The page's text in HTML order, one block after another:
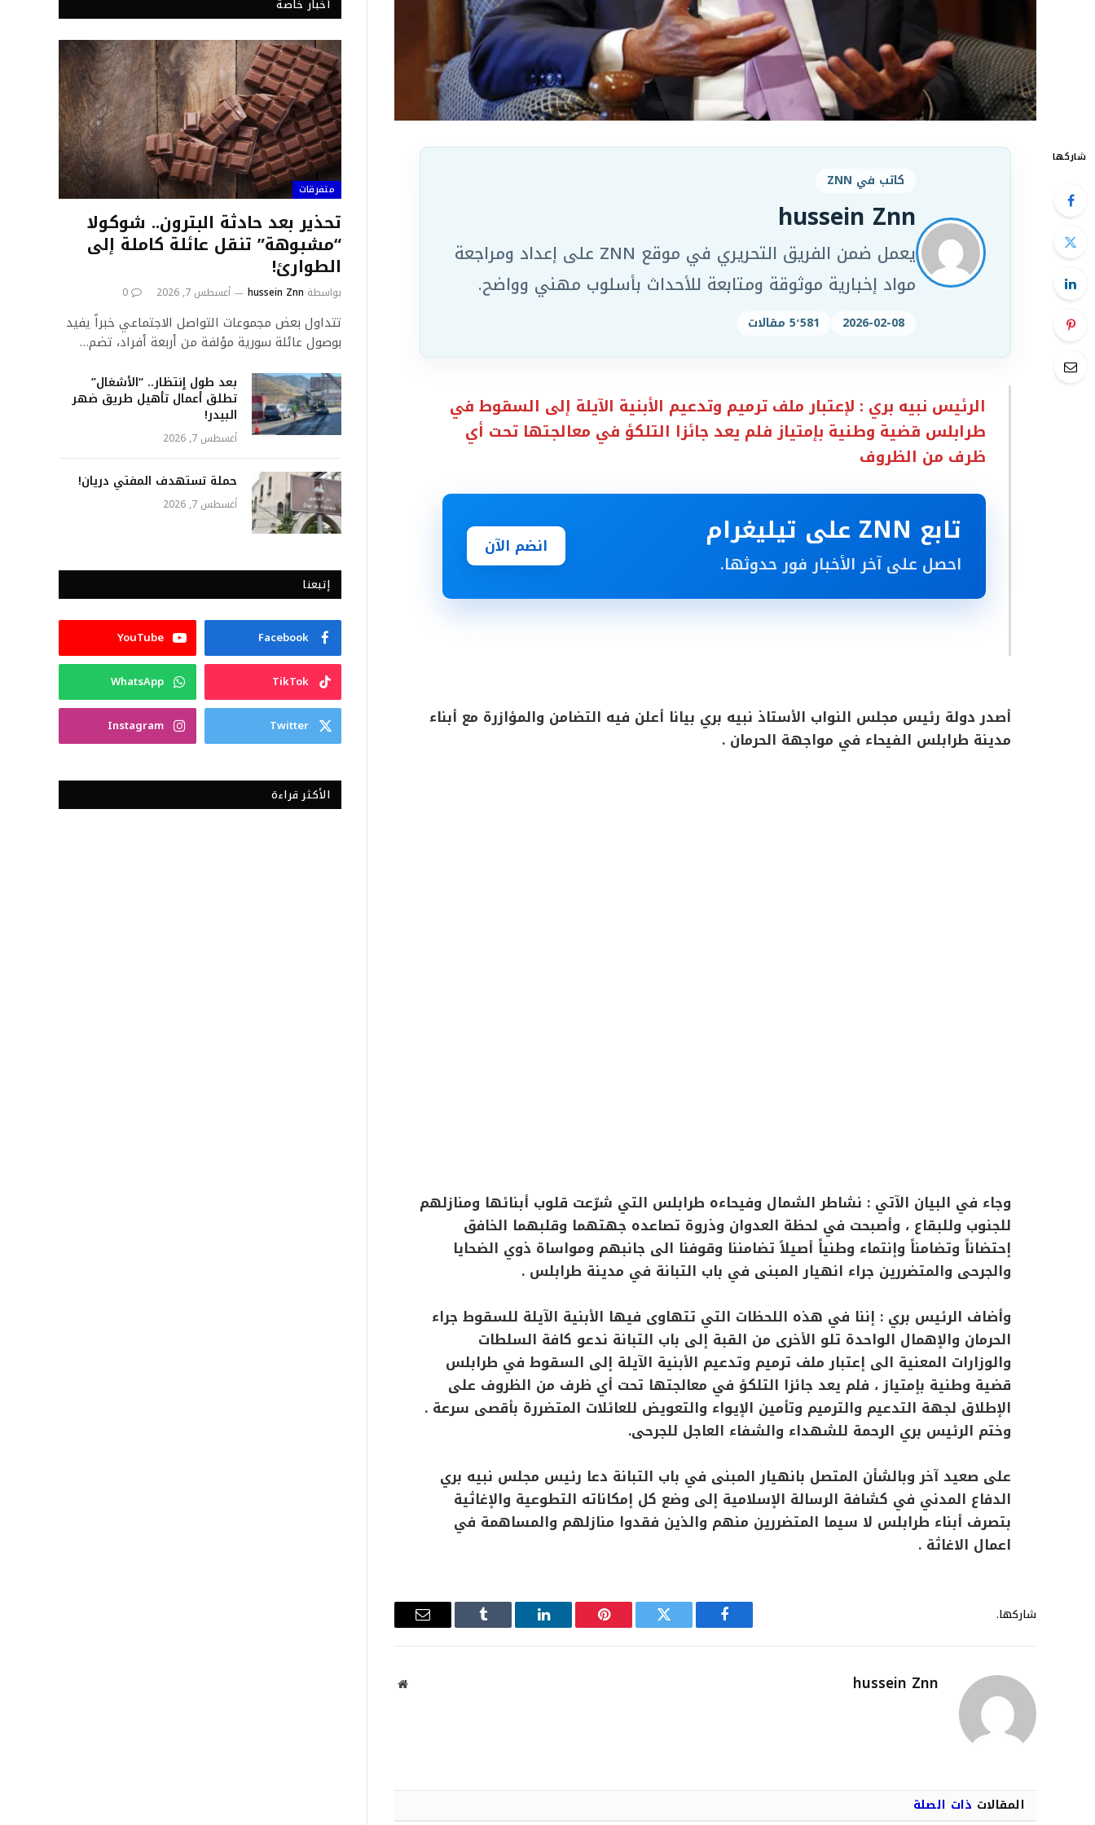
شاركها
كاتب في ZNN
hussein Znn
يعمل ضمن الفريق التحريري في موقع ZNN على إعداد ومراجعة
مواد إخبارية موثوقة ومتابعة للأحداث بأسلوب مهني وواضح.
2026-02-08 5٬581 مقالات
الرئيس نبيه بري : لإعتبار ملف ترميم وتدعيم الأبنية الآيلة إلى السقوط في
طرابلس قضية وطنية بإمتياز فلم يعد جائزا التلكؤ في معالجتها تحت أي
ظرف من الظروف
تابع ZNN على تيليغرام
احصل على آخر الأخبار فور حدوثها.
انضم الآن
أصدر دولة رئيس مجلس النواب الأستاذ نبيه بري بيانا أعلن فيه التضامن والمؤازرة مع أبناء
مدينة طرابلس الفيحاء في مواجهة الحرمان .
وجاء في البيان الآتي : نشاطر الشمال وفيحاءه طرابلس التي شرّعت قلوب أبنائها ومنازلهم
للجنوب وللبقاع ، وأصبحت في لحظة العدوان وذروة تصاعده جهتهما وقلبهما الخافق
إحتضاناً وتضامناً وإنتماء وطنياً أصيلاً تضامننا وقوفنا الى جانبهم ومواساة ذوي الضحايا
والجرحى والمتضررين جراء انهيار المبنى في باب التبانة في مدينة طرابلس .
وأضاف الرئيس بري : إننا في هذه اللحظات التي تتهاوى فيها الأبنية الآيلة للسقوط جراء
الحرمان والإهمال الواحدة تلو الأخرى من القبة إلى باب التبانة ندعو كافة السلطات
والوزارات المعنية الى إعتبار ملف ترميم وتدعيم الأبنية الآيلة إلى السقوط في طرابلس
قضية وطنية بإمتياز ، فلم يعد جائزا التلكؤ في معالجتها تحت أي ظرف من الظروف على
الإطلاق لجهة التدعيم والترميم وتأمين الإيواء والتعويض للعائلات المتضررة بأقصى سرعة .
وختم الرئيس بري الرحمة للشهداء والشفاء العاجل للجرحى.
على صعيد آخر وبالشأن المتصل بانهيار المبنى في باب التبانة دعا رئيس مجلس نبيه بري
الدفاع المدني في كشافة الرسالة الإسلامية إلى وضع كل إمكاناته التطوعية والإغاثية
بتصرف أبناء طرابلس لا سيما المتضررين منهم والذين فقدوا منازلهم والمساهمة في
اعمال الاغاثة .
شاركها.
فيسبوك تويتر بينتيريستلينكدإن Tumblr
البريد
hussein Znn
موقع
المقالات ذات الصلة
أخبار خاصة
متفرقات
تحذير بعد حادثة البترون.. شوكولا
“مشبوهة” تنقل عائلة كاملة إلى
الطوارئ!
بواسطة hussein Znn أغسطس 7, 2026 0
تتداول بعض مجموعات التواصل الاجتماعي خبراً يفيد
بوصول عائلة سورية مؤلفة من أربعة أفراد، تضم…
بعد طول ٳنتظار.. “الأشغال”
تطلق أعمال تأهيل طريق ضهر
البيدر!
أغسطس 7, 2026
حملة تستهدف المفتي دريان!
أغسطس 7, 2026
إتبعنا
Facebook
YouTube
TikTok
WhatsApp
Twitter
Instagram
الأكثر قراءة